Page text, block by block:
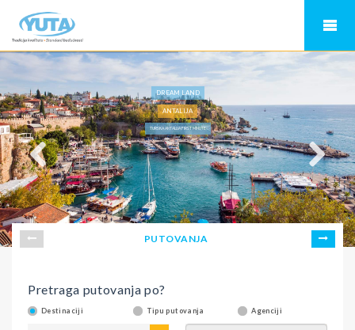
DREAM LAND
ANTALIJA
TURSKA ANTALIJA FIRST MINUTE
PUTOVANJA
Pretraga putovanja po?
Destinaciji Tipu putovanja Agenciji